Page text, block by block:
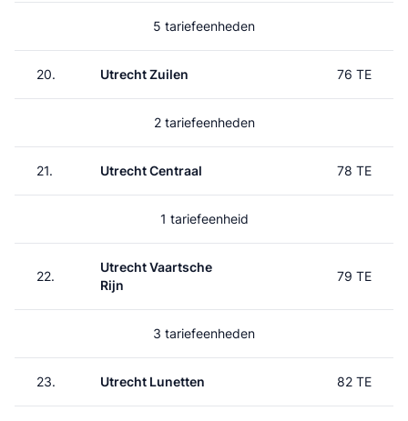
5 tariefeenheden
20. Utrecht Zuilen 76 TE
2 tariefeenheden
21. Utrecht Centraal 78 TE
1 tariefeenheid
22.
Utrecht Vaartsche
Rijn
79 TE
3 tariefeenheden
23. Utrecht Lunetten 82 TE